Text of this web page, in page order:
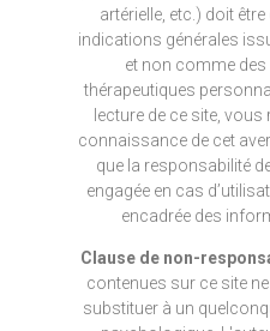
artérielle, etc.) doit
indications générales
et non comme
thérapeutiques
lecture de ce site,
connaissance de cet
que la responsabilité
engagée en cas
encadrée des
Clause de non-
contenues sur ce site
substituer à un